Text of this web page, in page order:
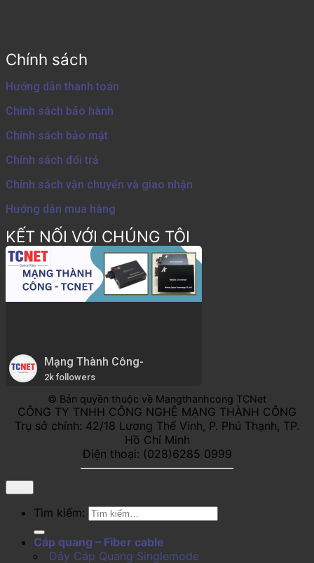
Chính sách
Hướng dẫn thanh toán
Chính sách bảo hành
Chính sách bảo mật
Chính sách đổi trả
Chính sách vận chuyển và giao nhận
Hướng dẫn mua hàng
KẾT NỐI VỚI CHÚNG TÔI
Mạng Thành Công-
2k followers
© Bản quyền thuộc về Mangthanhcong TCNet
CÔNG TY TNHH CÔNG NGHỆ MẠNG THÀNH CÔNG
Trụ sở chính: 42/18 Lương Thế Vinh, P. Phú Thạnh, TP.
Hồ Chí Minh
Điện thoại: (028)6285 0999
Tìm kiếm:
Cáp quang – Fiber cable
Dây Cáp Quang Singlemode